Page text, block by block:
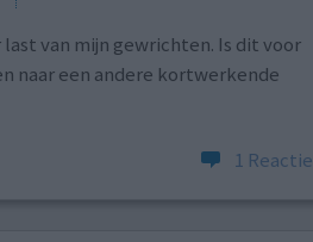
van mijn gewrichten. Is dit voor
naar een andere kortwerkende
1 Reactie